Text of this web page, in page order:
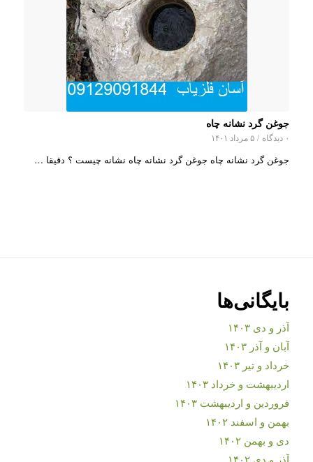
جوغن گرد نشانه چاه
۰ دیدگاه / ۵ مرداد ۱۴۰۱
جوغن گرد نشانه چاه جوغن گرد نشانه چاه نشانه چیست ؟ دقیقا …
بایگانی‌ها
آذر و دی ۱۴۰۳
آبان و آذر ۱۴۰۳
خرداد و تیر ۱۴۰۳
اردیبهشت و خرداد ۱۴۰۳
فروردین و اردیبهشت ۱۴۰۳
بهمن و اسفند ۱۴۰۲
دی و بهمن ۱۴۰۲
آذر و دی ۱۴۰۲